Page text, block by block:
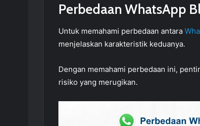
Perbedaan WhatsApp
Untuk memahami perbedaan antara
menjelaskan karakteristik keduanya.
Dengan memahami perbedaan ini,
risiko yang merugikan.